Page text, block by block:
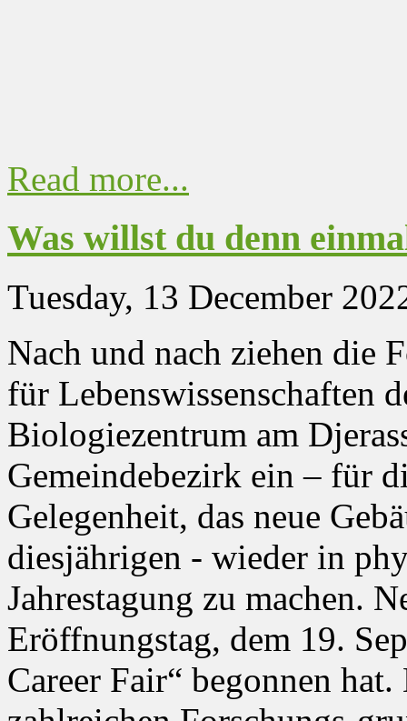
Read more...
Was willst du denn
Tuesday, 13 December
Nach und nach ziehen die
für Lebenswissenschaften
Biologiezentrum am
Gemeindebezirk ein – für
Gelegenheit, das neue
diesjährigen - wieder in
Jahrestagung zu machen.
Eröffnungstag, dem 19.
Career Fair“ begonnen